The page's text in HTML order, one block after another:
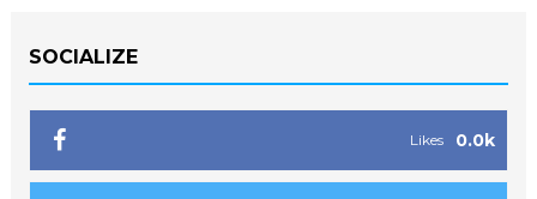
SOCIALIZE
0.0k
Likes